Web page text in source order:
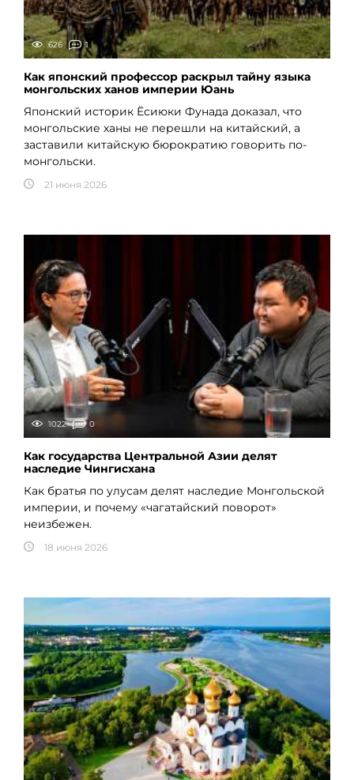
626 1
Как японский профессор раскрыл тайну языка
монгольских ханов империи Юань
Японский историк Ёсиюки Фунада доказал, что
монгольские ханы не перешли на китайский, а
заставили китайскую бюрократию говорить по-
монгольски.
21 июня 2026
1022 0
Как государства Центральной Азии делят
наследие Чингисхана
Как братья по улусам делят наследие Монгольской
империи, и почему «чагатайский поворот»
неизбежен.
18 июня 2026